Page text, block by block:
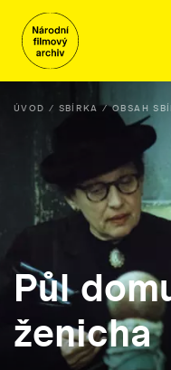
ÚVOD SBÍRKA OBSAH
Půl
ženicha